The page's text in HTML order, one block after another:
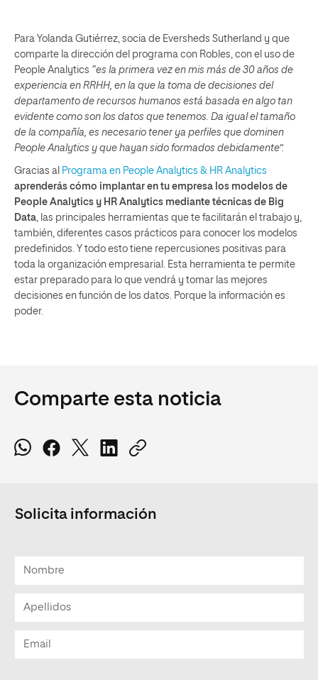
Para Yolanda Gutiérrez, socia de Eversheds Sutherland y que
comparte la dirección del programa con Robles, con el uso de
People Analytics “es la primera vez en mis más de 30 años de
experiencia en RRHH, en la que la toma de decisiones del
departamento de recursos humanos está basada en algo tan
evidente como son los datos que tenemos. Da igual el tamaño
de la compañía, es necesario tener ya perfiles que dominen
People Analytics y que hayan sido formados debidamente”.
Gracias al Programa en People Analytics & HR Analytics
aprenderás cómo implantar en tu empresa los modelos de
People Analytics y HR Analytics mediante técnicas de Big
Data, las principales herramientas que te facilitarán el trabajo y,
también, diferentes casos prácticos para conocer los modelos
predefinidos. Y todo esto tiene repercusiones positivas para
toda la organización empresarial. Esta herramienta te permite
estar preparado para lo que vendrá y tomar las mejores
decisiones en función de los datos. Porque la información es
poder.
Comparte esta noticia
Solicita información